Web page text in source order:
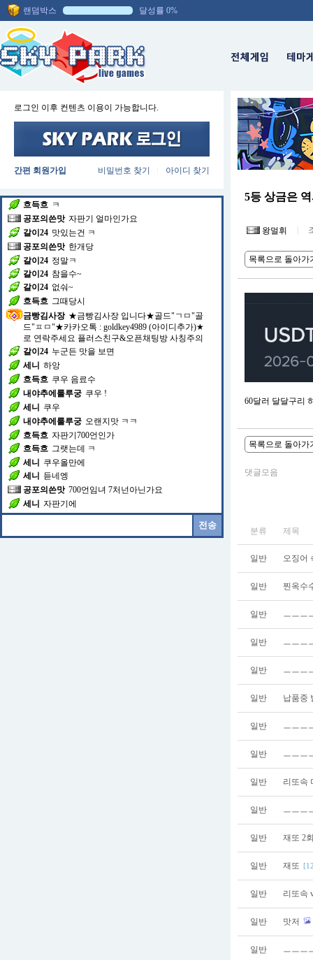
랜덤박스 달성률 0%
로그인 이후 컨텐츠 이용이 가능합니다.
간편 회원가입 아이디 찾기
비밀번호 찾기
당결님 랭킹 상승▲
푸쉬님이
손익랭킹TOP10에 진입하셨습니다.
님 랭킹 상승
골드매니아님 랭킹 상승▲
승률랭킹 3위가 되었습니다.
당랑권마스터
흐득흐 ㅋ
공포의쓴맛 자판기 얼마인가요
갈이24 맛있는건 ㅋ
공포의쓴맛 한개당
갈이24 정말ㅋ
갈이24 참을수~
갈이24 없숴~
흐득흐 그때당시
금빵김사장 ★금빵김사장 입니다★골드"ㄱㅁ"골
드"ㅍㅁ"★카카오톡 : goldkey4989 (아이디추가)★
로 연락주세요 플러스친구&오픈채팅방 사칭주의
갈이24 누군든 맛을 보면
세니 하앙
흐득흐 쿠우 음료수
내야추에룰루궁 쿠우 !
세니
쿠우
내야추에룰루궁 오랜지맛 ㅋㅋ
흐득흐 자판기700언인가
흐득흐 그랫는데 ㅋ
세니
쿠우올만에
세니
듣네엥
공포의쓴맛 700언임녀 7처넌아닌가요
세니 자판기에
5등 상금은
왕멀휘
목록으로 돌아가
60달러 달달구리
목록으로 돌아가
댓글모음
분류 제목
일반 오징어
일반 찐옥수
일반 ㅡㅡㅡ
일반 ㅡㅡㅡ
일반 ㅡㅡㅡ
일반 납품중
일반 ㅡㅡㅡ
일반 ㅡㅡㅡ
일반 리또속
일반 ㅡㅡㅡ
일반 재또 2
일반 재또
일반 리또속
일반 맛저
일반 ㅡㅡㅡ